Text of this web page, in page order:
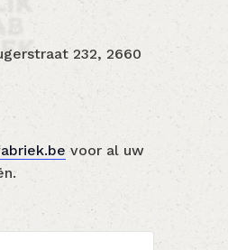
232, 2660
voor al uw